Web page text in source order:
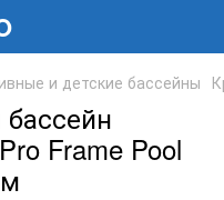
и детские бассейны
Frame Pool